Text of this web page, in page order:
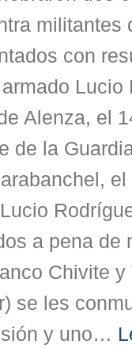
militantes
con
Lucio
Alenza, el
de la
a pena de
Chivite y
se les
y uno…